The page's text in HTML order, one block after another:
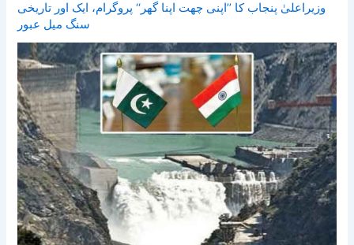
وزیراعلیٰ پنجاب کا ’’اپنی چھت اپنا گھر‘‘ پروگرام، ایک اور تاریخی
سنگ میل عبور